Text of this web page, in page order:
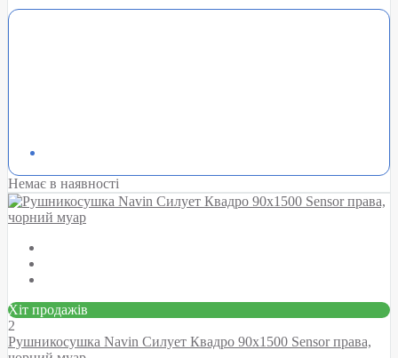
Немає в наявності
Хіт продажів
2
Рушникосушка Navin Силует Квадро 90х1500 Sensor права,